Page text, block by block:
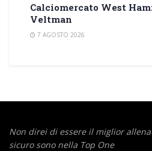
Calciomercato West
Veltman
7 AGOSTO 2026
Non direi di essere il miglior
sicuro sono nella Top One